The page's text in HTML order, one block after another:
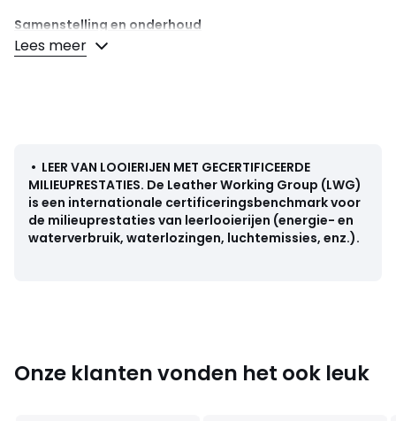
Samenstelling en onderhoud
• Bovenzijde/Schacht : 100% leer
• Voering : 100% textiel
Kleuren Zwart/Wit, Roze, Zwart
Maten 36, 37, 38, 39, 40, 41, 42, 43, 44, 45
Lees meer
• LEER VAN LOOIERIJEN MET GECERTIFICEERDE
MILIEUPRESTATIES. De Leather Working Group (LWG)
is een internationale certificeringsbenchmark voor
de milieuprestaties van leerlooierijen (energie- en
waterverbruik, waterlozingen, luchtemissies, enz.).
Onze klanten vonden het ook leuk